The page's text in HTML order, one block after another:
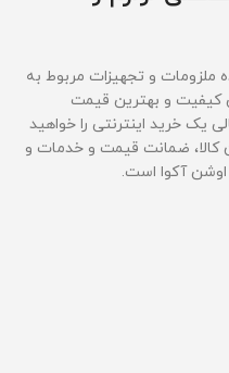
ملزومات و تجهیزات مربوط به
کیفیت و بهترین قیمت‌
یک خرید اینترنتی را خواهید
ضمانت قیمت و خدمات و
اوشن آکوا است.